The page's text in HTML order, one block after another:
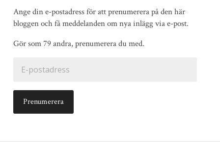
Ange din e-postadress för att prenumerera på den här
bloggen och få meddelanden om nya inlägg via e-post.
Gör som 79 andra, prenumerera du med.
postadress
Prenumerera